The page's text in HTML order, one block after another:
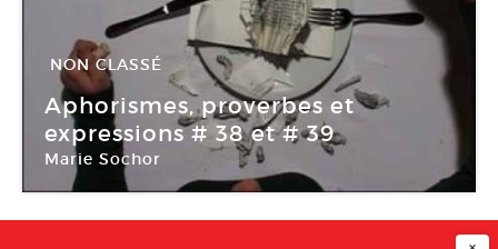
NON CLASSÉ
12 Nov -11 Déc 2008
Aphorismes, proverbes et
expressions # 38 et # 39
Marie Sochor
Paul-Louis Flandrin galerie